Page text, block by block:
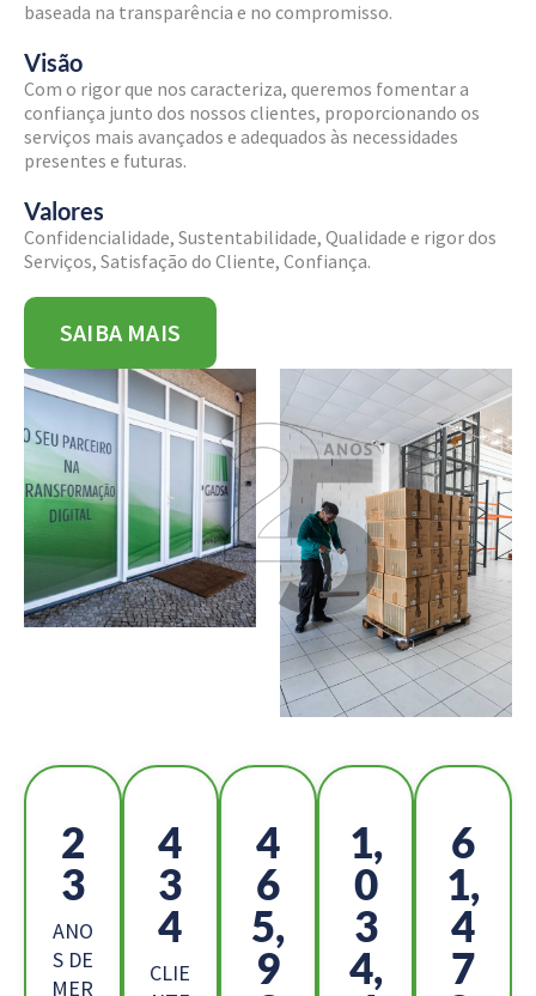
baseada na transparência e no compromisso.
Visão
Com o rigor que nos caracteriza, queremos fomentar a
confiança junto dos nossos clientes, proporcionando os
serviços mais avançados e adequados às necessidades
presentes e futuras.
Valores
Confidencialidade, Sustentabilidade, Qualidade e rigor dos
Serviços, Satisfação do Cliente, Confiança.
SAIBA MAIS
2
6
ANO
S DE
MER
4
9
1
CLIE
5
2
7,
9
1,
1
7
2,
6
9,
6
5